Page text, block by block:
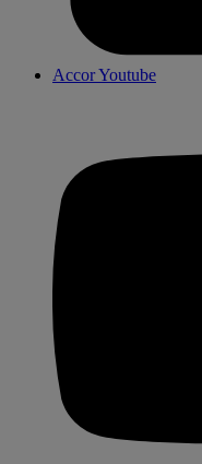
Accor Youtube